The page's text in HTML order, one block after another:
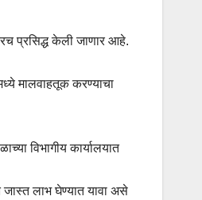
प्रसिद्ध केली जाणार आहे.
मालवाहतूक करण्याचा
विभागीय कार्यालयात
जास्त लाभ घेण्यात यावा असे